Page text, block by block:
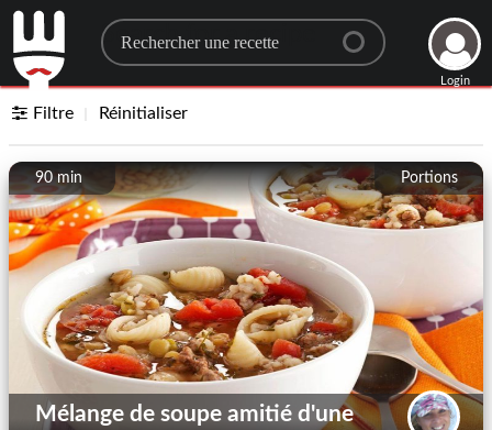
Search for a recipe
Login
Filtre Réinitialiser
Portions
90 min
Mélange de soupe amitié d'une